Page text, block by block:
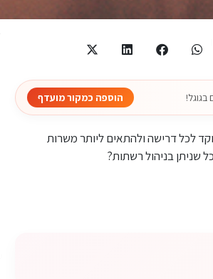
הוספה כמקור מועדף
לכל דרישה ולהתאים ליותר משרות
שניתן בניהול רשתות?